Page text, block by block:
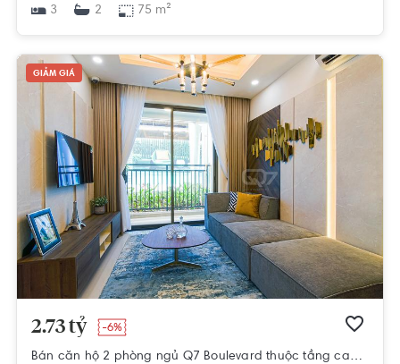
3 2 75 m²
GIẢM GIÁ
2.73 tỷ -6%
Bán căn hộ 2 phòng ngủ Q7 Boulevard thuộc tầng cao, diện tích 57.1m2